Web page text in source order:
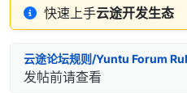
快速上手云途开发生态
云途论坛规则/Yuntu Forum
发帖前请查看